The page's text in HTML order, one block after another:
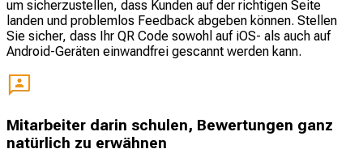
um sicherzustellen, dass Kunden auf der richtigen Seite
landen und problemlos Feedback abgeben können. Stellen
Sie sicher, dass Ihr QR Code sowohl auf iOS- als auch auf
Android-Geräten einwandfrei gescannt werden kann.
Mitarbeiter darin schulen, Bewertungen ganz
natürlich zu erwähnen